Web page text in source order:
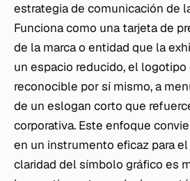
estrategia de comunicación de
Funciona como una tarjeta de
de la marca o entidad que la
un espacio reducido, el
reconocible por sí mismo, a
de un eslogan corto que
corporativa. Este enfoque
en un instrumento eficaz para
claridad del símbolo gráfico es